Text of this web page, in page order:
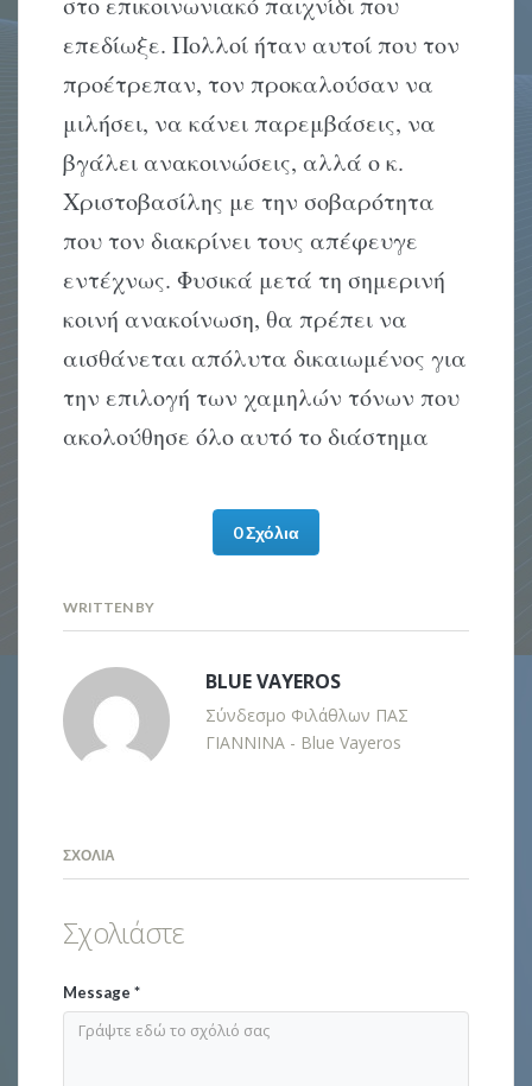
επεδίωξε. Πολλοί ήταν αυτοί που τον
προέτρεπαν, τον προκαλούσαν να
μιλήσει, να κάνει παρεμβάσεις, να
βγάλει ανακοινώσεις, αλλά ο κ.
Χριστοβασίλης με την σοβαρότητα
που τον διακρίνει τους απέφευγε
εντέχνως. Φυσικά μετά τη σημερινή
κοινή ανακοίνωση, θα πρέπει να
αισθάνεται απόλυτα δικαιωμένος για
την επιλογή των χαμηλών τόνων που
ακολούθησε όλο αυτό το διάστημα
0 Σχόλια
WRITTEN BY
BLUE VAYEROS
Σύνδεσμο Φιλάθλων ΠΑΣ
ΓΙΑΝΝΙΝΑ - Blue Vayeros
ΣΧΌΛΙΑ
Σχολιάστε
Message*